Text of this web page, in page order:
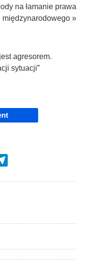
na łamanie prawa
międzynarodowego »
agresorem.
sytuacji”